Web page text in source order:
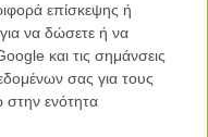
επίσκεψης ή
να δώσετε ή να
και τις σημάνσεις
σας για τους
ενότητα